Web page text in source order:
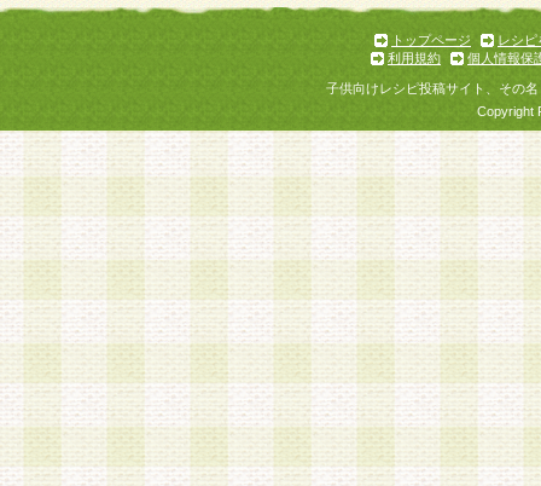
トップページ
レシピ
利用規約
個人情報保
子供向けレシピ投稿サイト、その
Copyright